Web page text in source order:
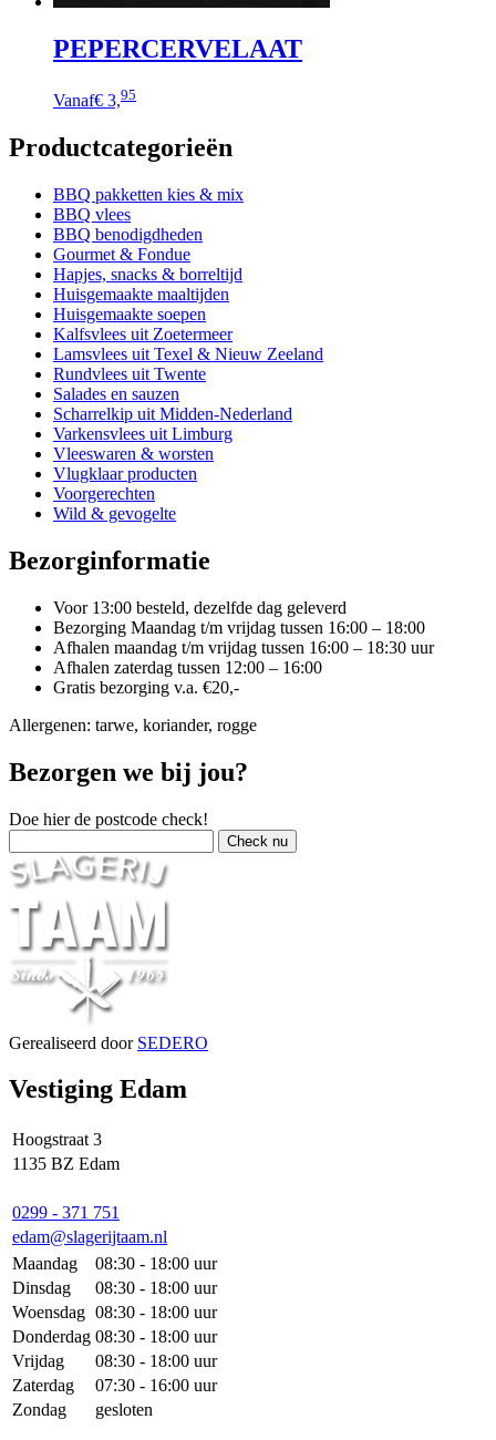
PEPERCERVELAAT
Vanaf€ 3,95
meerdere
Deze
kan
gekozen
worden
op
de
productpagina
Productcategorieën
BBQ pakketten kies & mix
BBQ vlees
BBQ benodigdheden
Gourmet & Fondue
Hapjes, snacks & borreltijd
Huisgemaakte maaltijden
Huisgemaakte soepen
Kalfsvlees uit Zoetermeer
Lamsvlees uit Texel & Nieuw Zeeland
Rundvlees uit Twente
Salades en sauzen
Scharrelkip uit Midden-Nederland
Varkensvlees uit Limburg
Vleeswaren & worsten
Vlugklaar producten
Voorgerechten
Wild & gevogelte
Bezorginformatie
Voor 13:00 besteld, dezelfde dag geleverd
Bezorging Maandag t/m vrijdag tussen 16:00 – 18:00
Afhalen maandag t/m vrijdag tussen 16:00 – 18:30 uur
Afhalen zaterdag tussen 12:00 – 16:00
Gratis bezorging v.a. €20,-
Allergenen: tarwe, koriander, rogge
Bezorgen we bij jou?
Doe hier de postcode check!
Gerealiseerd door SEDERO
Vestiging Edam
Hoogstraat 3
1135 BZ Edam
0299 - 371 751
edam@slagerijtaam.nl
Maandag
08:30 - 18:00 uur
Dinsdag
08:30 - 18:00 uur
Woensdag 08:30 - 18:00 uur
Donderdag 08:30 - 18:00 uur
Vrijdag
08:30 - 18:00 uur
Zaterdag
07:30 - 16:00 uur
Zondag
gesloten